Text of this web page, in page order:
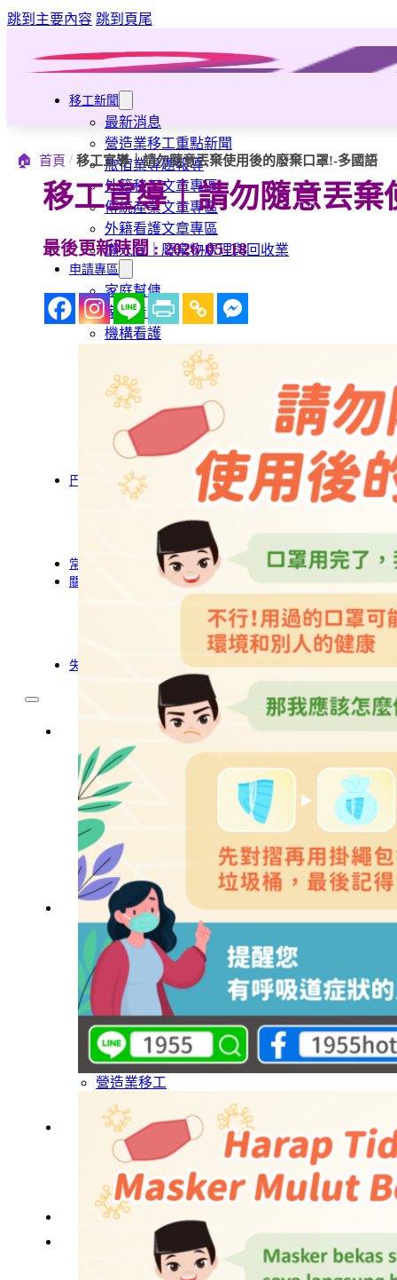
跳到主要內容 跳到頁尾
移工新聞
最新消息
營造業移工重點新聞
旅宿業專題報導
外籍移工文章專區
傳統產業文章專區
外籍看護文章專區
懶人包｜廢棄物處理與回收業
申請專區
家庭幫傭
家庭看護
機構看護
資源回收業移工
製造業移工
白領專業移工
農業移工
營造業移工
餐飲旅宿-實習生專區
巴氏量表
「3分鐘」巴氏量表評估
巴氏量表是什麼?
多元免評
常見問題
關於我們
失聯協尋
最新消息
營造業移工重點新聞
旅宿業專題報導
外籍移工文章專區
傳統產業文章專區
外籍看護文章專區
懶人包｜廢棄物處理與回收業
申請專區
家庭幫傭
家庭看護
機構看護
資源回收業移工
製造業移工
白領專業移工
農業移工
營造業移工
餐飲旅宿-實習生專區
巴氏量表
「3分鐘」巴氏量表評估
巴氏量表是什麼?
多元免評
常見問題
🏠 首頁 / 移工宣導｜請勿隨意丟棄使用後的廢棄口罩!-多國語
移工宣導｜請勿隨意丟
最後更新時間 : 2026-05-18